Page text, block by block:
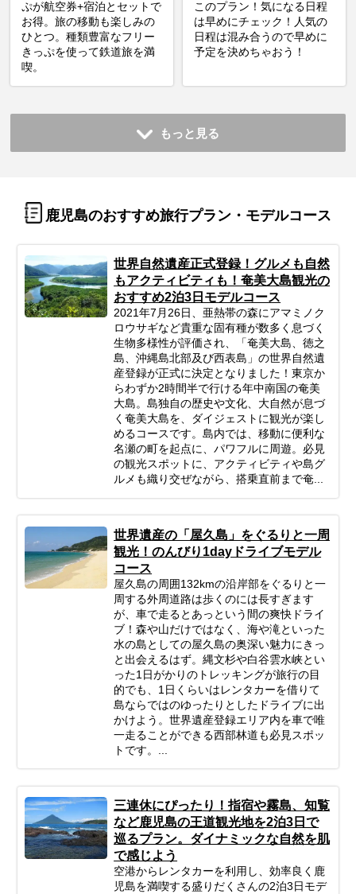
ぷが航空券+宿泊とセットで
お得。旅の移動も楽しみの
ひとつ。種類豊富なフリー
きっぷを使って鉄道旅を満
喫。
このプラン！気になる日程
は早めにチェック！人気の
日程は混み合うので早めに
予定を決めちゃおう！
もっと見る
鹿児島のおすすめ旅行プラン・モデルコース
世界自然遺産正式登録！グルメも自然
もアクティビティも！奄美大島観光の
おすすめ2泊3日モデルコース
2021年7月26日、亜熱帯の森にアマミノク
ロウサギなど貴重な固有種が数多く息づく
生物多様性が評価され、「奄美大島、徳之
島、沖縄島北部及び西表島」の世界自然遺
産登録が正式に決定となりました！東京か
らわずか2時間半で行ける年中南国の奄美
大島。島独自の歴史や文化、大自然が息づ
く奄美大島を、ダイジェストに観光が楽し
めるコースです。島内では、移動に便利な
名瀬の町を起点に、パワフルに周遊。必見
の観光スポットに、アクティビティや島グ
ルメも織り交ぜながら、搭乗直前まで奄...
世界遺産の「屋久島」をぐるりと一周
観光！のんびり1dayドライブモデル
コース
屋久島の周囲132kmの沿岸部をぐるりと一
周する外周道路は歩くのには長すぎます
が、車で走るとあっという間の爽快ドライ
ブ！森や山だけではなく、海や滝といった
水の島としての屋久島の奥深い魅力にきっ
と出会えるはず。縄文杉や白谷雲水峡とい
った1日がかりのトレッキングが旅行の目
的でも、1日くらいはレンタカーを借りて
島ならではのゆったりとしたドライブに出
かけよう。世界遺産登録エリア内を車で唯
一走ることができる西部林道も必見スポッ
トです。...
三連休にぴったり！指宿や霧島、知覧
など鹿児島の王道観光地を2泊3日で
巡るプラン。ダイナミックな自然を肌
で感じよう
空港からレンタカーを利用し、効率良く鹿
児島を満喫する盛りだくさんの2泊3日モデ